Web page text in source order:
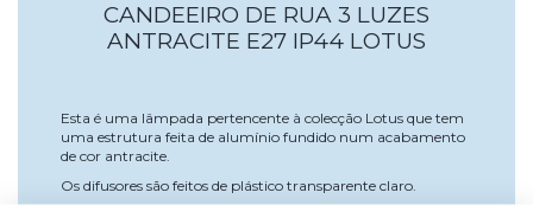
CANDEEIRO DE RUA 3 LUZES
ANTRACITE E27 IP44 LOTUS
Esta é uma lâmpada pertencente à colecção Lotus que tem
uma estrutura feita de alumínio fundido num acabamento
de cor antracite.
Os difusores são feitos de plástico transparente claro.